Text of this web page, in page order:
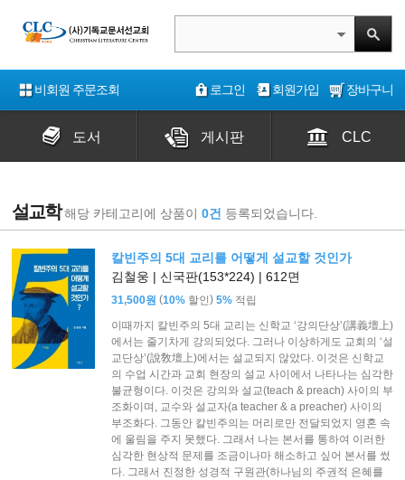
비회원 주문조회 로그인 회원가입 장바구니
도서 게시판 CLC
설교학 해당 카테고리에 상품이 0건 등록되었습니다.
칼빈주의 5대 교리를 어떻게 설교할 것인가
김철웅 | 신국판(153*224) | 612면
31,500원 (10% 할인) 5% 적립
이때까지 칼빈주의 5대 교리는 신학교 ‘강의단상’(講義壇上)
에서는 줄기차게 강의되었다. 그러나 이상하게도 교회의 ‘설
교단상’(說敎壇上)에서는 설교되지 않았다. 이것은 신학교
의 수업 시간과 교회 현장의 설교 사이에서 나타나는 심각한
불균형이다. 이것은 강의와 설교(teach & preach) 사이의 부
조화이며, 교수와 설교자(a teacher & a preacher) 사이의
부조화다. 그동안 칼빈주의는 머리로만 전달되었지 영혼 속
에 울림을 주지 못했다. 그래서 나는 본서를 통하여 이러한
심각한 현상적 문제를 조금이나마 해소하고 싶어 본서를 썼
다. 그래서 진정한 성경적 구원관(하나님의 주권적 은혜를